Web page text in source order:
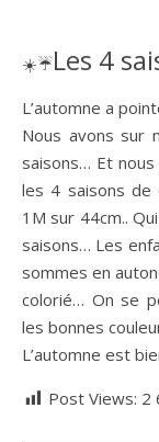
☀️☔️Les 4
L’automne a
Nous avons sur
saisons… Et
les 4 saisons de
1M sur 44cm..
saisons… Les
sommes en
colorié… On se
les bonnes
L’automne est
Post Views: 2